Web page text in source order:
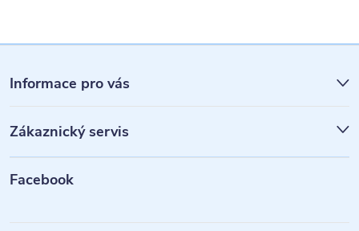
á
p
a
Informace pro vás
Zákaznický servis
Facebook